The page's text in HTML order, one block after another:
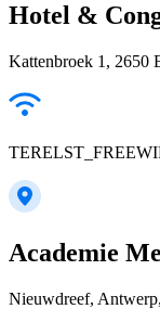
Hotel &
Kattenbroek 1, 2650
Academie
Nieuwdreef,